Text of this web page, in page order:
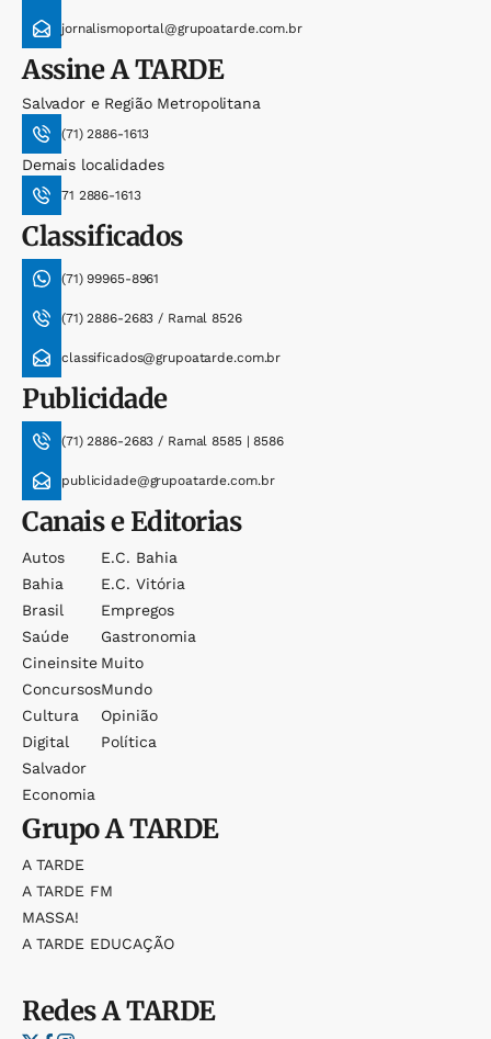
jornalismoportal@grupoatarde.com.br
AssineA TARDE
Salvador e Região Metropolitana
(71) 2886-1613
Demais localidades
71 2886-1613
Classificados
(71) 99965-8961
(71) 2886-2683 / Ramal 8526
classificados@grupoatarde.com.br
Publicidade
(71) 2886-2683 / Ramal 8585 | 8586
publicidade@grupoatarde.com.br
Canais e Editorias
Autos
Bahia
Brasil
Saúde
Cineinsite
Concursos
Cultura
Digital
Salvador
Economia
E.c. Bahia
E.c. Vitória
Empregos
Gastronomia
Muito
Mundo
Opinião
Política
GrupoA TARDE
A TARDE
A TARDE FM
MASSA!
A TARDE EDUCAÇÃO
RedesA TARDE